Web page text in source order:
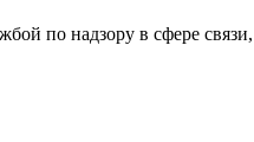
по надзору в сфере